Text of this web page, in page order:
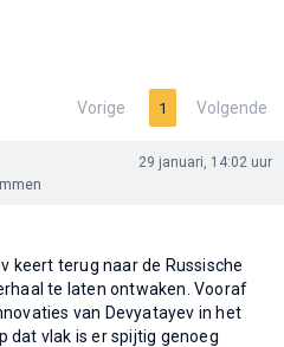
Vorige 1 Volgende
29 januari, 14:02 uur
keert terug naar de Russische
te laten ontwaken. Vooraf
van Devyatayev in het
dat vlak is er spijtig genoeg